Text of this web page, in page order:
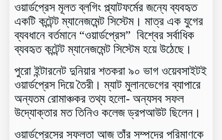
ওয়ার্ডপ্রেস মূলত ব্লগিং প্ল্যাটফর্মের জন্যে ব্যবহৃত
একটি কন্টেন্ট ম্যানেজমেন্ট সিস্টেম। মাত্র এক যুগের
ব্যবধানে বর্তমানে “ওয়ার্ডপ্রেস” বিশ্বের সর্বাধিক
ব্যবহৃত কন্টেন্ট ম্যানেজমেন্ট সিস্টেম হয়ে উঠেছে।
পুরো ইন্টারনেট দুনিয়ার শতকরা ৯০ ভাগ ওয়েবসাইটই
ওয়ার্ডপ্রেস দিয়ে তৈরী। ম্যাট মুলানভেগের ব্যাপারে
অন্যতম রোমাঞ্চকর তথ্য হলো- অন্যসব সফল
উদ্যোক্তার মত তিনিও কলেজ ড্রপআউট ছিলেন।
ওয়ার্ডপ্রেসের সফলতা আজ তাঁর সম্পদের পরিমাণকে